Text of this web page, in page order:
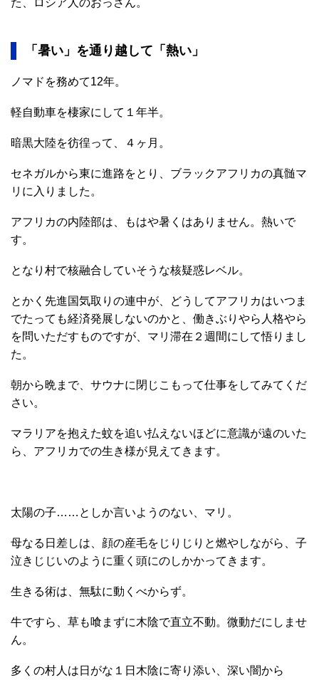
た、ロシア人のおっさん。
「暑い」を通り越して「熱い」
ノマドを務めて12年。
軽自動車を棲家にして１年半。
暗黒大陸を彷徨って、４ヶ月。
セネガルから東に進路をとり、ブラックアフリカの真髄マ
リに入りました。
アフリカの内陸部は、もはや暑くはありません。熱いで
す。
となり村で核融合していそうな核疑惑レベル。
とかく先進国気取りの連中が、どうしてアフリカはいつま
でたっても経済発展しないのかと、働きぶりやら人格やら
を問いただすものですが、マリ滞在２週間にして悟りまし
た。
朝から晩まで、サウナに閉じこもって仕事をしてみてくだ
さい。
マラリアを抱えた蚊を追い払えないほどに意識が遠のいた
ら、アフリカでの生き様が見えてきます。
太陽の子……としか言いようのない、マリ。
母なる日差しは、顔の産毛をじりじりと燃やしながら、子
泣きじじいのように重く頭にのしかかってきます。
生きる術は、無駄に動くべからず。
牛ですら、草も喰まずに木陰で直立不動。微動だにしませ
ん。
多くの村人は日がな１日木陰に寄り添い、深い闇から